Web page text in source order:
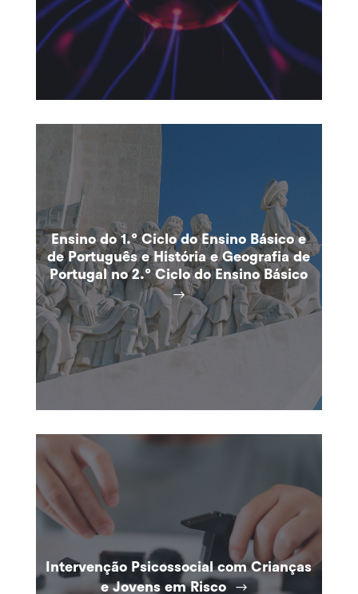
Ensino do 1.º Ciclo do Ensino Básico e
de Português e História e Geografia de
Portugal no 2.º Ciclo do Ensino Básico
Intervenção Psicossocial com Crianças
e Jovens em Risco